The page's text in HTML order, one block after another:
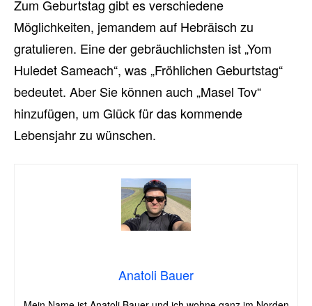
Zum Geburtstag gibt es verschiedene
Möglichkeiten, jemandem auf Hebräisch zu
gratulieren. Eine der gebräuchlichsten ist „Yom
Huledet Sameach“, was „Fröhlichen Geburtstag“
bedeutet. Aber Sie können auch „Masel Tov“
hinzufügen, um Glück für das kommende
Lebensjahr zu wünschen.
Anatoli Bauer